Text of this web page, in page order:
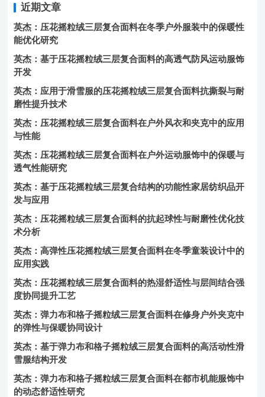
近期文章
英杰：压花摇粒绒三层复合面料在冬季户外服装中的保暖性
能优化研究
英杰：基于压花摇粒绒三层复合面料的高透气防风运动服饰
开发
英杰：应用于滑雪服的压花摇粒绒三层复合面料抗撕裂与耐
磨性提升技术
英杰：压花摇粒绒三层复合面料在户外风衣和夹克中的应用
与性能
英杰：压花摇粒绒三层复合面料在户外运动服饰中的保暖与
透气性能研究
英杰：基于压花摇粒绒三层复合结构的功能性家居纺织品开
发与应用
英杰：压花摇粒绒三层复合面料的抗起球性与耐磨性优化技
术分析
英杰：高弹性压花摇粒绒三层复合面料在冬季童装设计中的
应用实践
英杰：压花摇粒绒三层复合面料的热湿舒适性与层间结合强
度协同提升工艺
英杰：弹力布和格子摇粒绒三层复合面料在修身户外夹克中
的弹性与保暖协同设计
英杰：基于弹力布和格子摇粒绒三层复合面料的高活动性滑
雪服结构开发
英杰：弹力布和格子摇粒绒三层复合面料在都市机能服饰中
的动态舒适性研究